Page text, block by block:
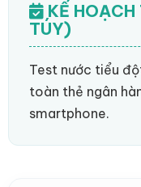
KẾ HOẠCH
TÚY)
Test nước tiểu
toàn thẻ ngân
smartphone.